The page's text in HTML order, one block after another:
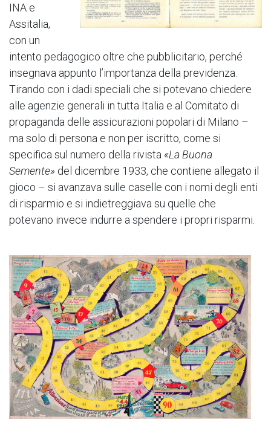
INA e
Assitalia,
con un
intento pedagogico oltre che pubblicitario, perché
insegnava appunto l’importanza della previdenza.
Tirando con i dadi speciali che si potevano chiedere
alle agenzie generali in tutta Italia e al Comitato di
propaganda delle assicurazioni popolari di Milano –
ma solo di persona e non per iscritto, come si
specifica sul numero della rivista «La Buona
Semente» del dicembre 1933, che contiene allegato il
gioco – si avanzava sulle caselle con i nomi degli enti
di risparmio e si indietreggiava su quelle che
potevano invece indurre a spendere i propri risparmi.